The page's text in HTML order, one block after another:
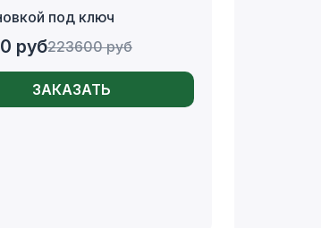
под ключ
руб223600руб
ЗАКАЗАТЬ